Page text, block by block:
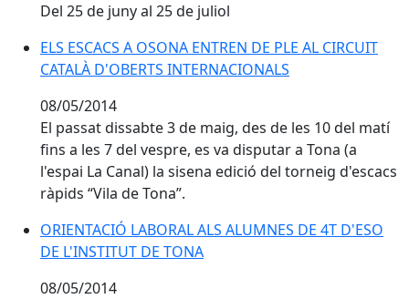
Del 25 de juny al 25 de juliol
ELS ESCACS A OSONA ENTREN DE PLE AL CIRCUIT
CATALÀ D'OBERTS INTERNACIONALS
ELS ESCACS A OSONA ENTREN DE PLE AL CIRCUIT
CATALÀ D'OBERTS INTERNACIONALS
08/05/2014
El passat dissabte 3 de maig, des de les 10 del matí
fins a les 7 del vespre, es va disputar a Tona (a
l'espai La Canal) la sisena edició del torneig d'escacs
ràpids “Vila de Tona”.
ORIENTACIÓ LABORAL ALS ALUMNES DE 4T D'ESO
DE L'INSTITUT DE TONA
ORIENTACIÓ LABORAL ALS ALUMNES DE 4T D'ESO
DE L'INSTITUT DE TONA
08/05/2014